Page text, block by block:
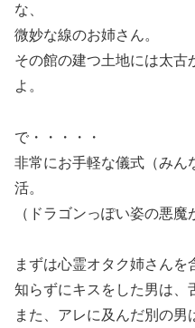
な、
微妙な線のお姉さん。
その館の建つ土地には太古
よ。
で・・・・・
非常にお手軽な儀式（みん
活。
（ドラゴンっぽい姿の悪魔
まずは心霊オタク姉さんを
知らずにキスをした男は、
また、アレに及んだ別の男